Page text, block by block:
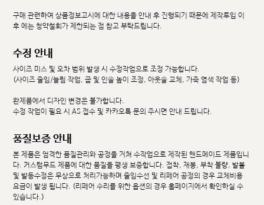
구매 관련하여 상품정보고시에 대한 내용을 안내 후 진행되기 때문에 제작투입 이
후 에는 청약철회가 제한되는 점 참고 부탁드립니다.
수정 안내
사이즈 미스 및 오차 범위 발생 시 수정작업으로 조정 가능합니다.
(사이즈 줄임/늘림 작업, 굽 및 인솔 높이 조정, 아웃솔 교체, 가죽 염색 작업 등)
완제품에서 디자인 변경은 불가합니다.
수정 작업이 필요 시 AS 접수 및 카카오톡 문의 주시면 안내 드립니다.
품질보증 안내
본 제품은 엄격한 품질관리와 공정을 거쳐 수작업으로 제작된 핸드메이드 제품입니
다. 커스텀무드 제품에 대한 품질을 평생 보증합니다. 접착, 재봉, 부착 불량, 발볼
및 발등수정은 무상으로 처리가능하며 줄임수선 및 리페어 공정의 경우 교체비용
요금이 발생 됩니다. (리페어 수리를 위한 옵션의 경우 홈페이지에서 확인하실 수
있습니다.)